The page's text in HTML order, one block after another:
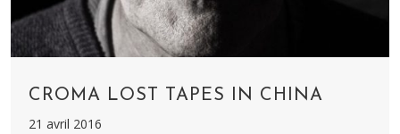
CROMA LOST TAPES IN CHINA
21 avril 2016